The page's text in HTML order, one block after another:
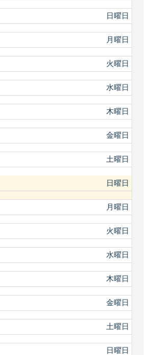
日曜日
月曜日
火曜日
水曜日
木曜日
金曜日
土曜日
日曜日
月曜日
火曜日
水曜日
木曜日
金曜日
土曜日
日曜日